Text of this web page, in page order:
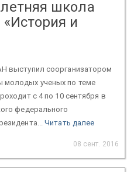
школа
и
выступил соорганизатором
ученых по теме
с 4 по 10 сентября в
федерального
Читать далее
08 сент. 2016